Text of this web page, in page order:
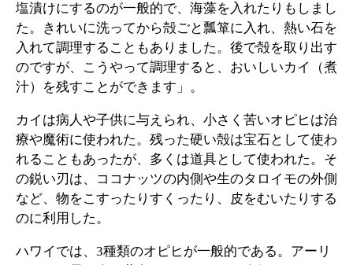
塩漬けにするのが一般的で、海藻を入れたりもしまし
た。きれいに洗ってから殻ごと瓢箪に入れ、熱い石を
入れて調理することもありました。後で殻を取り出す
のですが、こうやって調理すると、おいしいカイ（煮
汁）を残すことができます」。
カイは病人や子供に与えられ、小さく苦いオピヒは治
療や魔術に使われた。残った硬い殻は宝石として使わ
れることもあったが、多くは道具として使われた。そ
の鋭い刃は、ココナッツの内側や生のタロイモの外側
など、物をこすったりすくったり、皮をむいたりする
のに利用した。
ハワイでは、3種類のオピヒが一般的である。アーリ